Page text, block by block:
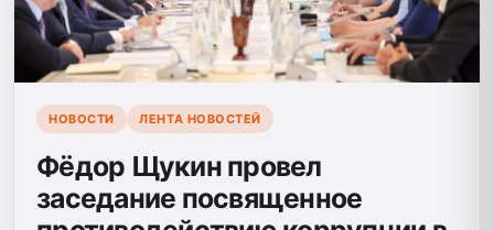
НОВОСТИ ЛЕНТА НОВОСТЕЙ
Фёдор Щукин провел
заседание посвященное